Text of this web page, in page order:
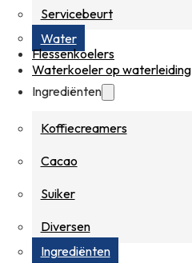
Servicebeurt
Water
Flessenkoelers
Waterkoeler op waterleiding
Ingrediënten
Koffiecreamers
Cacao
Suiker
Diversen
Ingrediënten